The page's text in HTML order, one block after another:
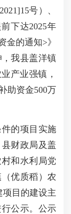
号）、
下达2025年
金的通知>》
，我县盖洋镇
产业强镇，
助资金500万
的项目实施
财政局及盖
和水利局党
优质稻）农
目的建设主
公示。公示